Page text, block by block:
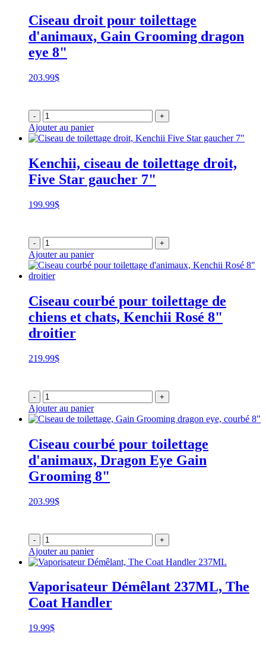
Ciseau droit pour toilettage
d'animaux, Gain Grooming dragon
eye 8"
203.99$
- +
Ajouter au panier
Kenchii, ciseau de toilettage droit,
Five Star gaucher 7"
199.99$
- +
Ajouter au panier
Ciseau courbé pour toilettage de
chiens et chats, Kenchii Rosé 8"
droitier
219.99$
- +
Ajouter au panier
Ciseau courbé pour toilettage
d'animaux, Dragon Eye Gain
Grooming 8"
203.99$
- +
Ajouter au panier
Vaporisateur Démêlant 237ML, The
Coat Handler
19.99$